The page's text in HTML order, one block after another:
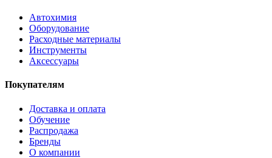
Автохимия
Оборудование
Расходные материалы
Инструменты
Аксессуары
Покупателям
Доставка и оплата
Обучение
Распродажа
Бренды
О компании